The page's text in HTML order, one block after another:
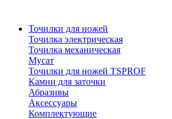
Точилки для ножей
Точилка электрическая
Точилка механическая
Мусат
Точилки для ножей TSPROF
Камни для заточки
Абразивы
Аксессуары
Комплектующие